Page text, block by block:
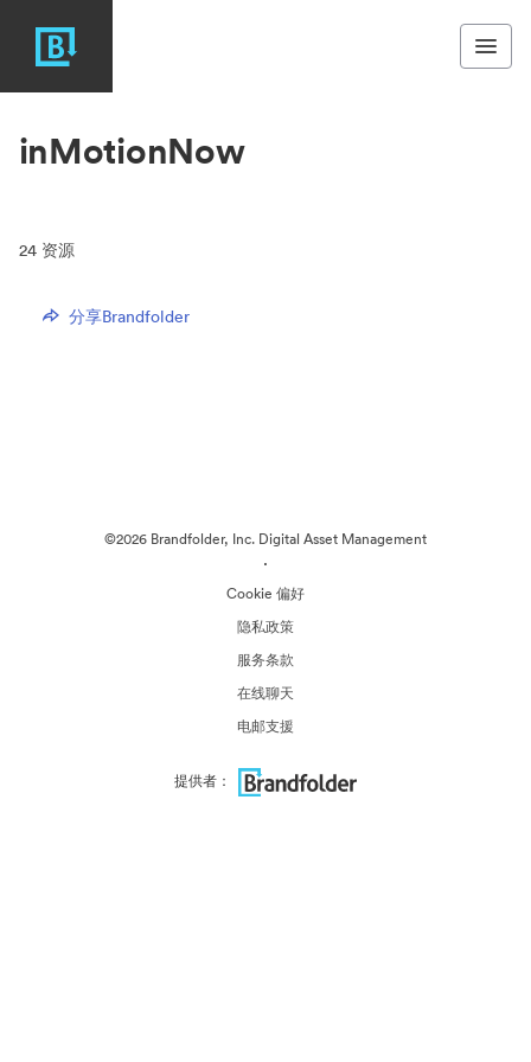
inMotionNow
24 资源
分享Brandfolder
©2026 Brandfolder, Inc. Digital Asset Management
·
Cookie 偏好
隐私政策
服务条款
在线聊天
电邮支援
提供者：